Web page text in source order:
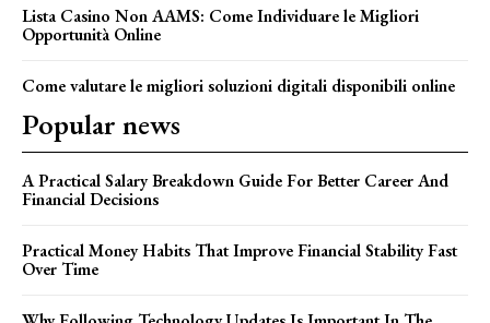
Lista Casino Non AAMS: Come Individuare le Migliori
Opportunità Online
Come valutare le migliori soluzioni digitali disponibili online
Popular news
A Practical Salary Breakdown Guide For Better Career And
Financial Decisions
Practical Money Habits That Improve Financial Stability Fast
Over Time